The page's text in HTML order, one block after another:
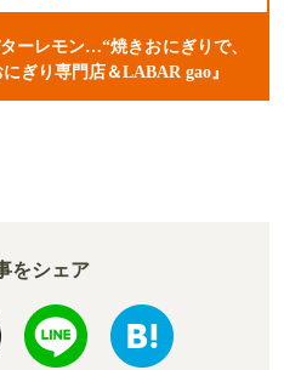
ーレモン…“焼きおにぎりで、
ぎり専門店＆LABAR gao』
をシェア